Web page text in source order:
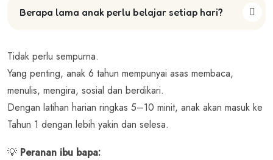
Berapa lama anak perlu belajar setiap hari?
Tidak perlu sempurna.
Yang penting, anak 6 tahun mempunyai asas membaca,
menulis, mengira, sosial dan berdikari.
Dengan latihan harian ringkas 5–10 minit, anak akan masuk ke
Tahun 1 dengan lebih yakin dan selesa.
💡 Peranan ibu bapa: